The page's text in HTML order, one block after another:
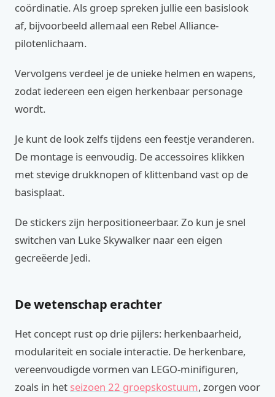
coördinatie. Als groep spreken jullie een basislook
af, bijvoorbeeld allemaal een Rebel Alliance-
pilotenlichaam.
Vervolgens verdeel je de unieke helmen en wapens,
zodat iedereen een eigen herkenbaar personage
wordt.
Je kunt de look zelfs tijdens een feestje veranderen.
De montage is eenvoudig. De accessoires klikken
met stevige drukknopen of klittenband vast op de
basisplaat.
De stickers zijn herpositioneerbaar. Zo kun je snel
switchen van Luke Skywalker naar een eigen
gecreëerde Jedi.
De wetenschap erachter
Het concept rust op drie pijlers: herkenbaarheid,
modulariteit en sociale interactie. De herkenbare,
vereenvoudigde vormen van LEGO-minifiguren,
zoals in het seizoen 22 groepskostuum, zorgen voor